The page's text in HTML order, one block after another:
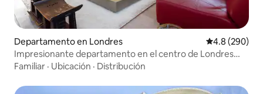
Departamento en Londres Calificación
4.8 (290)
Impresionante departamento en el centro de Londres
cerca de LondonBridge
Familiar · Ubicación · Distribución